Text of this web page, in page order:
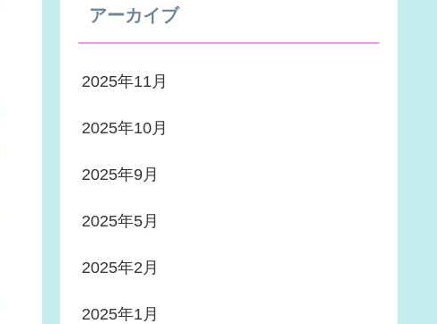
アーカイブ
2025年11月
2025年10月
2025年9月
2025年5月
2025年2月
2025年1月